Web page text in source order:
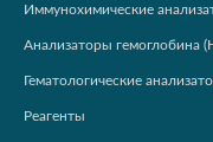
Иммунохимические
Анализаторы гемоглобина
Гематологические
Реагенты